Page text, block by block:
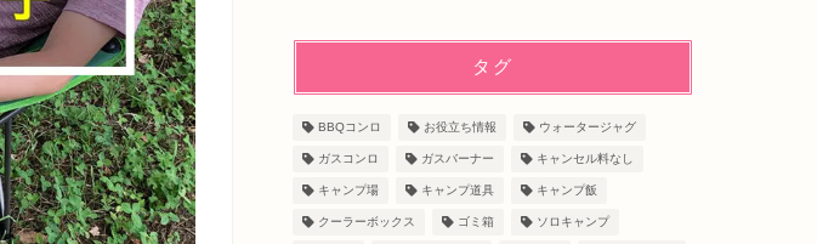
タグ
BBQコンロ お役立ち情報 ウォータージャグ
ガスコンロ ガスバーナー キャンセル料なし
キャンプ場 キャンプ道具 キャンプ飯
クーラーボックス ゴミ箱 ソロキャンプ